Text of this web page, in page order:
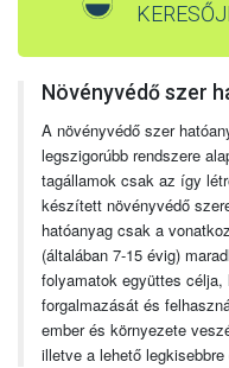
Növényvédő szer
A növényvédő szer
legszigorúbb rendszere
tagállamok csak az így
készített növényvédő
hatóanyag csak a
(általában 7-15 évig)
folyamatok együttes
forgalmazását és
ember és környezete
illetve a lehető